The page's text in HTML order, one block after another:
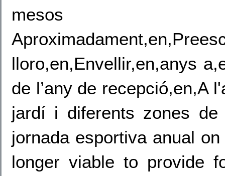
mesos
lloro,en,Envellir,en,anys
de l’any de recepció,en,A
jardí i diferents zones
jornada esportiva anual
longer viable to provide